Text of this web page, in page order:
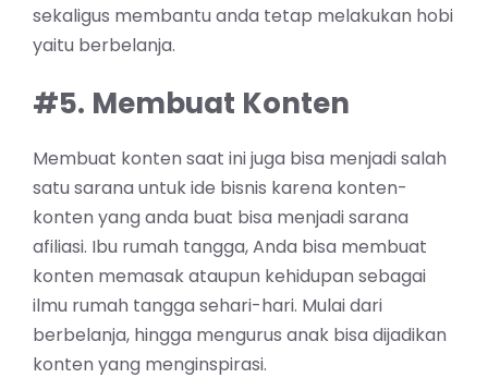
sekaligus membantu anda tetap melakukan hobi
yaitu berbelanja.
#5. Membuat Konten
Membuat konten saat ini juga bisa menjadi salah
satu sarana untuk ide bisnis karena konten-
konten yang anda buat bisa menjadi sarana
afiliasi. Ibu rumah tangga, Anda bisa membuat
konten memasak ataupun kehidupan sebagai
ilmu rumah tangga sehari-hari. Mulai dari
berbelanja, hingga mengurus anak bisa dijadikan
konten yang menginspirasi.